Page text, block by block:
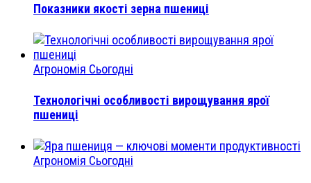
Показники якості зерна пшениці
Агрономія Сьогодні
Технологічні особливості вирощування ярої
пшениці
Агрономія Сьогодні